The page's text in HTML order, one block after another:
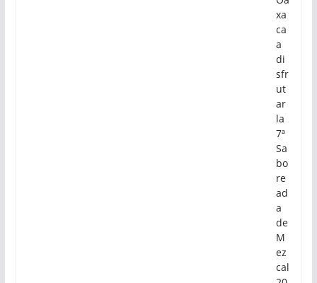
xa
ca
a
di
sfr
ut
ar
la
7ª
Sa
bo
re
ad
a
de
M
ez
cal